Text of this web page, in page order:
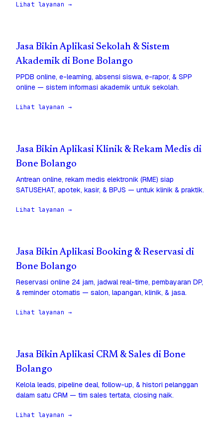
Lihat layanan →
Jasa Bikin Aplikasi Sekolah & Sistem
Akademik di Bone Bolango
PPDB online, e-learning, absensi siswa, e-rapor, & SPP
online — sistem informasi akademik untuk sekolah.
Lihat layanan →
Jasa Bikin Aplikasi Klinik & Rekam Medis di
Bone Bolango
Antrean online, rekam medis elektronik (RME) siap
SATUSEHAT, apotek, kasir, & BPJS — untuk klinik & praktik.
Lihat layanan →
Jasa Bikin Aplikasi Booking & Reservasi di
Bone Bolango
Reservasi online 24 jam, jadwal real-time, pembayaran DP,
& reminder otomatis — salon, lapangan, klinik, & jasa.
Lihat layanan →
Jasa Bikin Aplikasi CRM & Sales di Bone
Bolango
Kelola leads, pipeline deal, follow-up, & histori pelanggan
dalam satu CRM — tim sales tertata, closing naik.
Lihat layanan →